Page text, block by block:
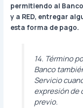
permitiendo al
y a RED, entregar
esta forma de pago.
14. Término
Banco
Servicio
expresión de
previo.